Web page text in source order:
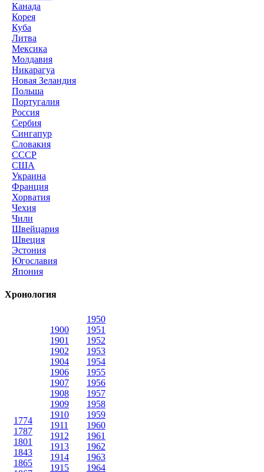
Канада
Корея
Куба
Литва
Мексика
Молдавия
Никарагуа
Новая Зеландия
Польша
Португалия
Россия
Сербия
Сингапур
Словакия
СССР
США
Украина
Франция
Хорватия
Чехия
Чили
Швейцария
Швеция
Эстония
Югославия
Япония
Хронология
1774
1787
1801
1843
1865
1900
1901
1902
1904
1906
1907
1908
1909
1910
1911
1912
1913
1914
1915
1950
1951
1952
1953
1954
1955
1956
1957
1958
1959
1960
1961
1962
1963
1964